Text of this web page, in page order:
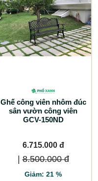
Ghế công viên nhôm đúc
sân vườn công viên
GCV-150ND
6.715.000 đ
| 8.500.000 đ
Giảm: 21 %